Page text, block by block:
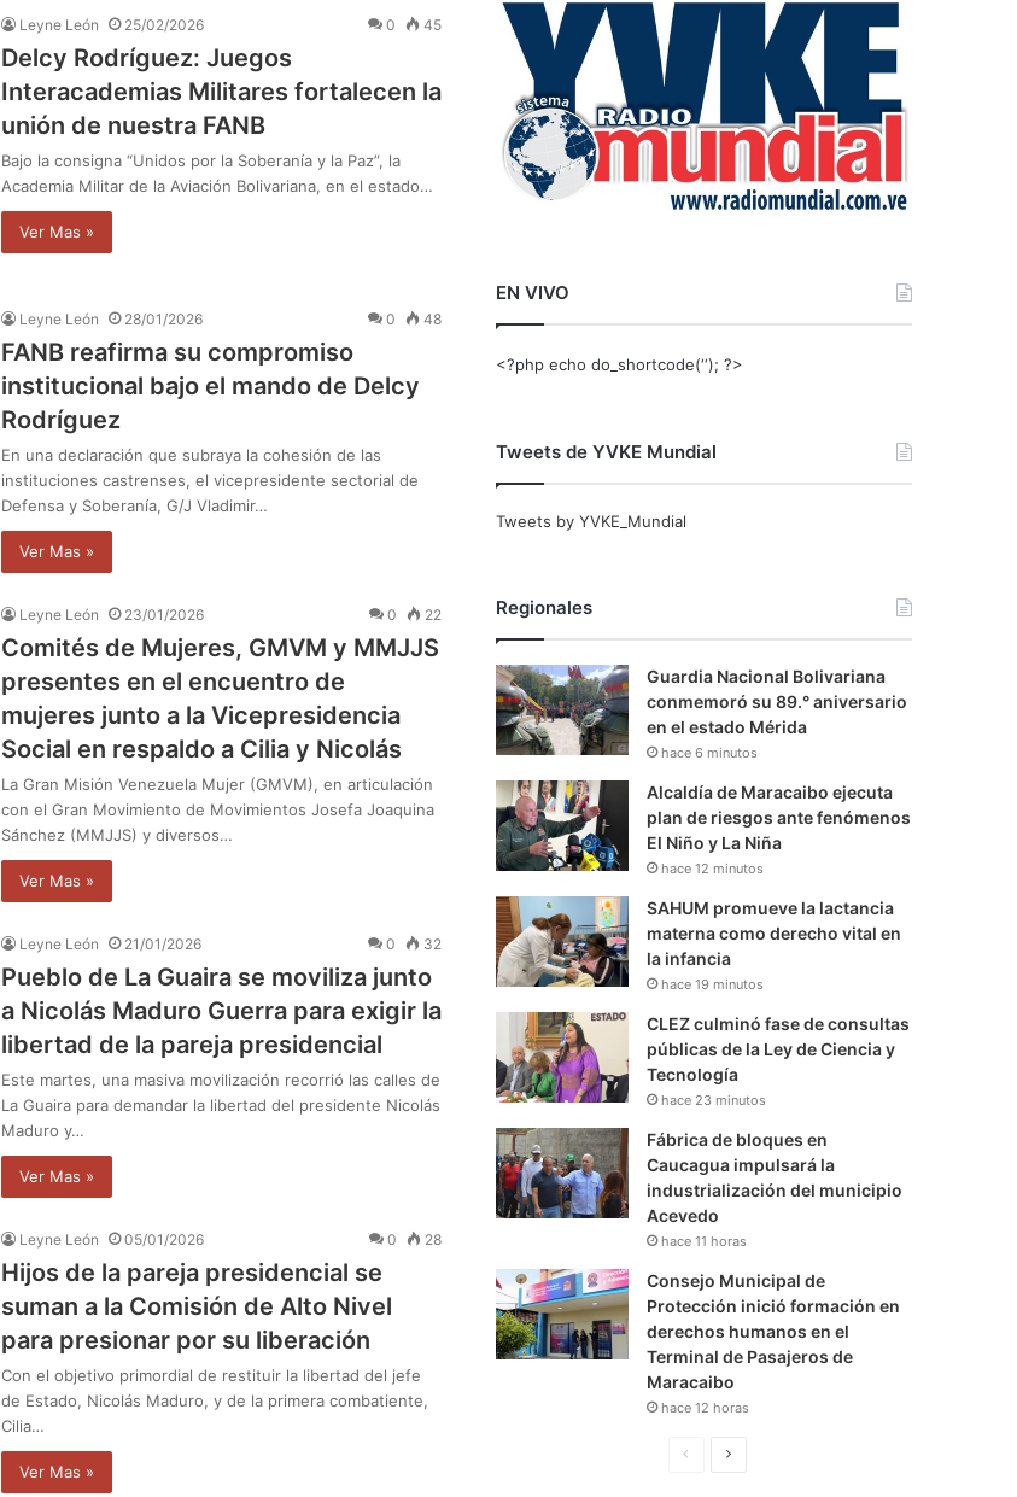
Leyne León 25/02/2026 0 45
Delcy Rodríguez: Juegos
Interacademias Militares fortalecen la
unión de nuestra FANB
Bajo la consigna “Unidos por la Soberanía y la Paz”, la
Academia Militar de la Aviación Bolivariana, en el estado…
Ver Mas »
Leyne León 28/01/2026 0 48
FANB reafirma su compromiso
institucional bajo el mando de Delcy
Rodríguez
En una declaración que subraya la cohesión de las
instituciones castrenses, el vicepresidente sectorial de
Defensa y Soberanía, G/J Vladimir…
Ver Mas »
Leyne León 23/01/2026 0 22
Comités de Mujeres, GMVM y MMJJS
presentes en el encuentro de
mujeres junto a la Vicepresidencia
Social en respaldo a Cilia y Nicolás
La Gran Misión Venezuela Mujer (GMVM), en articulación
con el Gran Movimiento de Movimientos Josefa Joaquina
Sánchez (MMJJS) y diversos…
Ver Mas »
Leyne León 21/01/2026 0 32
Pueblo de La Guaira se moviliza junto
a Nicolás Maduro Guerra para exigir la
libertad de la pareja presidencial
Este martes, una masiva movilización recorrió las calles de
La Guaira para demandar la libertad del presidente Nicolás
Maduro y…
Ver Mas »
Leyne León 05/01/2026 0 28
Hijos de la pareja presidencial se
suman a la Comisión de Alto Nivel
para presionar por su liberación
Con el objetivo primordial de restituir la libertad del jefe
de Estado, Nicolás Maduro, y de la primera combatiente,
Cilia…
Ver Mas »
r
EN VIVO
<?php echo do_shortcode(‘‘); ?>
Tweets de YVKE Mundial
Tweets by YVKE_Mundial
Regionales
Guardia Nacional Bolivariana
conmemoró su 89.° aniversario
en el estado Mérida
hace 6 minutos
Alcaldía de Maracaibo ejecuta
plan de riesgos ante fenómenos
El Niño y La Niña
hace 12 minutos
SAHUM promueve la lactancia
materna como derecho vital en
la infancia
hace 19 minutos
CLEZ culminó fase de consultas
públicas de la Ley de Ciencia y
Tecnología
hace 23 minutos
Fábrica de bloques en
Caucagua impulsará la
industrialización del municipio
Acevedo
hace 11 horas
Consejo Municipal de
Protección inició formación en
derechos humanos en el
Terminal de Pasajeros de
Maracaibo
hace 12 horas
S